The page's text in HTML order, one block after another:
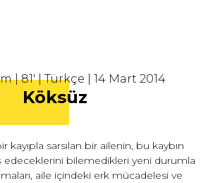
| 81' | Türkçe | 14 Mart 2014
Köksüz
kayıpla sarsılan bir ailenin, bu kaybın
edeceklerini bilemedikleri yeni durumla
aile içindeki erk mücadelesi ve